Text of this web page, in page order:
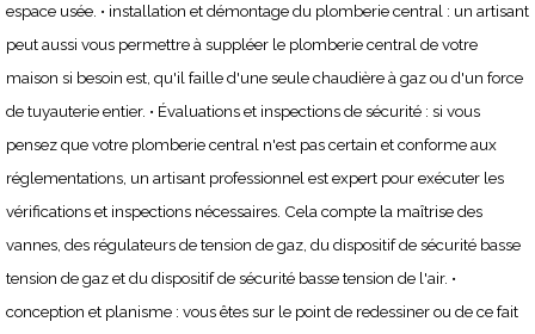
espace usée. • installation et démontage du plomberie central : un artisant
peut aussi vous permettre à suppléer le plomberie central de votre
maison si besoin est, qu'il faille d'une seule chaudière à gaz ou d'un force
de tuyauterie entier. • Évaluations et inspections de sécurité : si vous
pensez que votre plomberie central n'est pas certain et conforme aux
réglementations, un artisant professionnel est expert pour exécuter les
vérifications et inspections nécessaires. Cela compte la maîtrise des
vannes, des régulateurs de tension de gaz, du dispositif de sécurité basse
tension de gaz et du dispositif de sécurité basse tension de l'air. •
conception et planisme : vous êtes sur le point de redessiner ou de ce fait